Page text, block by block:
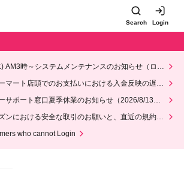
Search Login
AM3時～システムメンテナンスのお知らせ（ロー
マート店頭でのお支払いにおける入金反映の遅延
サポート窓口夏季休業のお知らせ（2026/8/13～2
ンにおける安全な取引のお願いと、直近の規約違
who cannot Login